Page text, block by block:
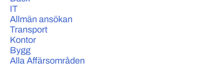
IT
Allmän ansökan
Transport
Kontor
Bygg
Alla Affärsområden